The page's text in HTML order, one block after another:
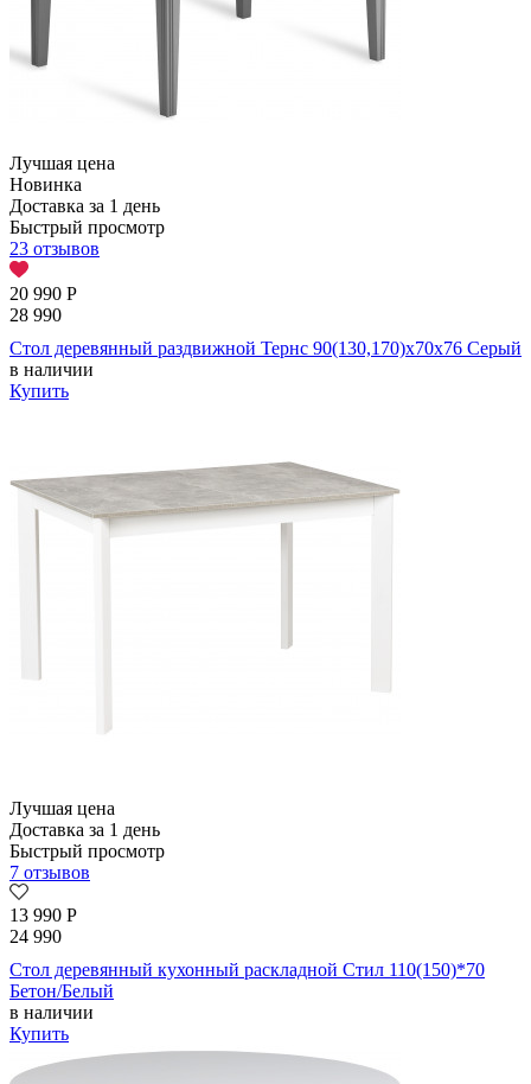
Лучшая цена
Новинка
Доставка за 1 день
Быстрый просмотр
23 отзывов
20 990 Р
28 990
Стол деревянный раздвижной Тернс 90(130,170)х70х76 Серый
в наличии
Купить
Лучшая цена
Доставка за 1 день
Быстрый просмотр
7 отзывов
13 990 Р
24 990
Стол деревянный кухонный раскладной Стил 110(150)*70
Бетон/Белый
в наличии
Купить